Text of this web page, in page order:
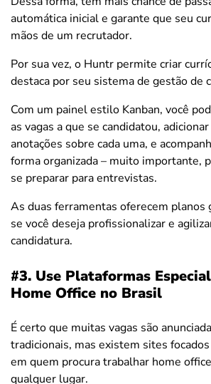
automática inicial e garante que seu
mãos de um recrutador.
Por sua vez, o Huntr permite criar
destaca por seu sistema de gestão de
Com um painel estilo Kanban, você
as vagas a que se candidatou,
anotações sobre cada uma, e
forma organizada – muito importante,
se preparar para entrevistas.
As duas ferramentas oferecem planos
se você deseja profissionalizar e
candidatura.
#3. Use Plataformas
Home Office no Brasil
É certo que muitas vagas são
tradicionais, mas existem sites
em quem procura trabalhar home
qualquer lugar.